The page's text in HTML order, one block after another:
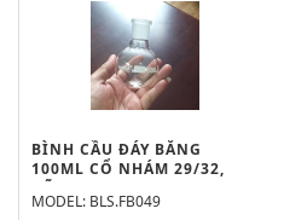
BÌNH CẦU ĐÁY BẰNG
100ML CỔ NHÁM 29/32,
HÃNG BIOHALL
MODEL: BLS.FB049